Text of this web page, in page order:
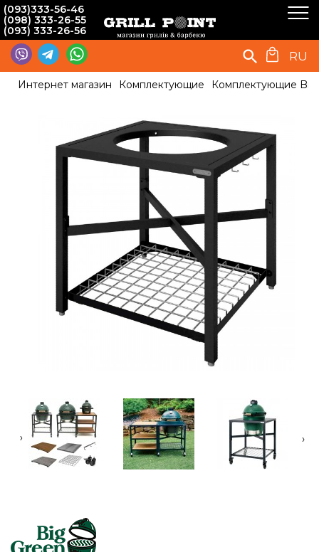
(093)333-56-46
(098) 333-26-55
(093) 333-26-56
RU
Интернет магазин Комплектующие Комплектующие Big
‹ ›